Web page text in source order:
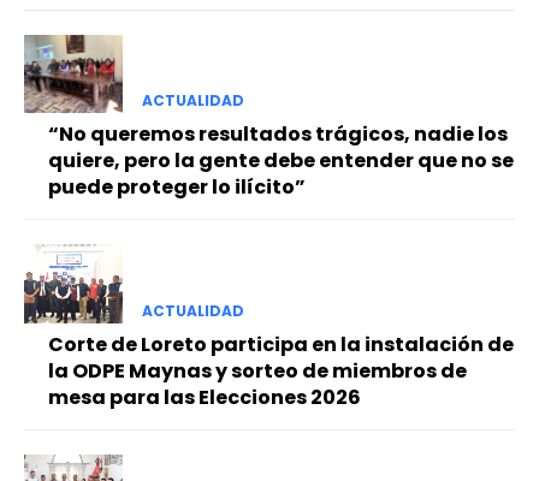
━ Planes
ACTUALIDAD
“No queremos resultados trágicos, nadie los
quiere, pero la gente debe entender que no se
puede proteger lo ilícito”
ACTUALIDAD
Corte de Loreto participa en la instalación de
la ODPE Maynas y sorteo de miembros de
mesa para las Elecciones 2026